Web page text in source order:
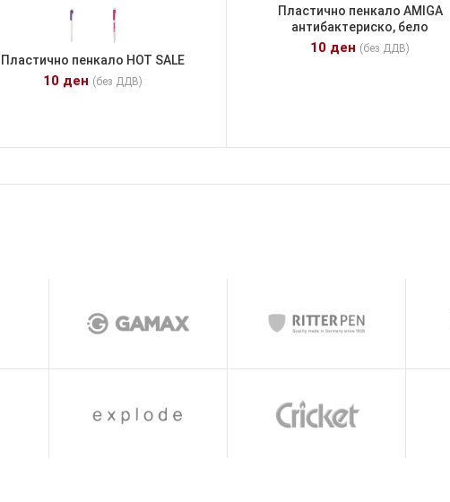
Пластично пенкало HOT SALE
10 ден (без ДДВ)
Пластично пенкало AMIGA
антибактериско, бело
10 ден (без ДДВ)